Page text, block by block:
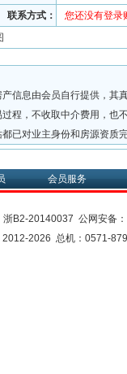
联系方式：
您还没有登录
信息由会员自行提供，其
程，不收取中介费用，也
已对业主身份和房源资质
会员服务
浙B2-20140037 公网安备：
2012-2026 总机：0571-